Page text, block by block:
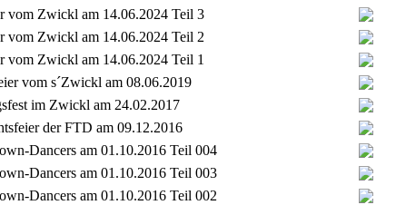
vom Zwickl am 14.06.2024 Teil 3
vom Zwickl am 14.06.2024 Teil 2
vom Zwickl am 14.06.2024 Teil 1
vom s´Zwickl am 08.06.2019
im Zwickl am 24.02.2017
der FTD am 09.12.2016
Dancers am 01.10.2016 Teil 004
Dancers am 01.10.2016 Teil 003
Dancers am 01.10.2016 Teil 002